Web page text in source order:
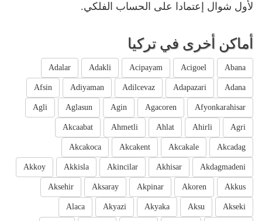
لأول شوال إعتمادا على الحساب الفلكي.
أماكن أخرى في تركيا
Abana
Acigoel
Acipayam
Adakli
Adalar
Adana
Adapazari
Adilcevaz
Adiyaman
Afsin
Afyonkarahisar
Agacoren
Agin
Aglasun
Agli
Agri
Ahirli
Ahlat
Ahmetli
Akcaabat
Akcadag
Akcakale
Akcakent
Akcakoca
Akdagmadeni
Akhisar
Akincilar
Akkisla
Akkoy
Akkus
Akoren
Akpinar
Aksaray
Aksehir
Akseki
Aksu
Akyaka
Akyazi
Alaca